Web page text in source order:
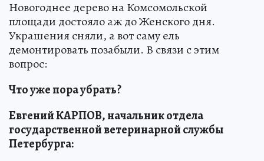
Новогоднее дерево на Комсомольской
площади достояло аж до Женского дня.
Украшения сняли, а вот саму ель
демонтировать позабыли. В связи с этим
вопрос:
Что уже пора убрать?
Евгений КАРПОВ, начальник отдела
государственной ветеринарной службы
Петербурга: